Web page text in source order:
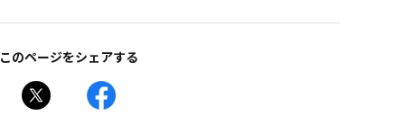
このページをシェアする